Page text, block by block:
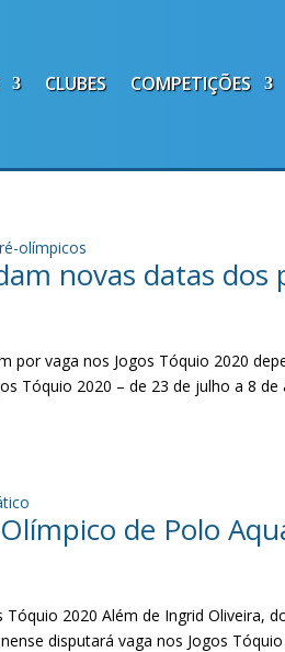
CLUBES COMPETIÇÕES
novas datas dos
vaga nos Jogos Tóquio 2020
Tóquio 2020 – de 23 de julho a 8
de Polo
2020 Além de Ingrid Oliveira,
disputará vaga nos Jogos